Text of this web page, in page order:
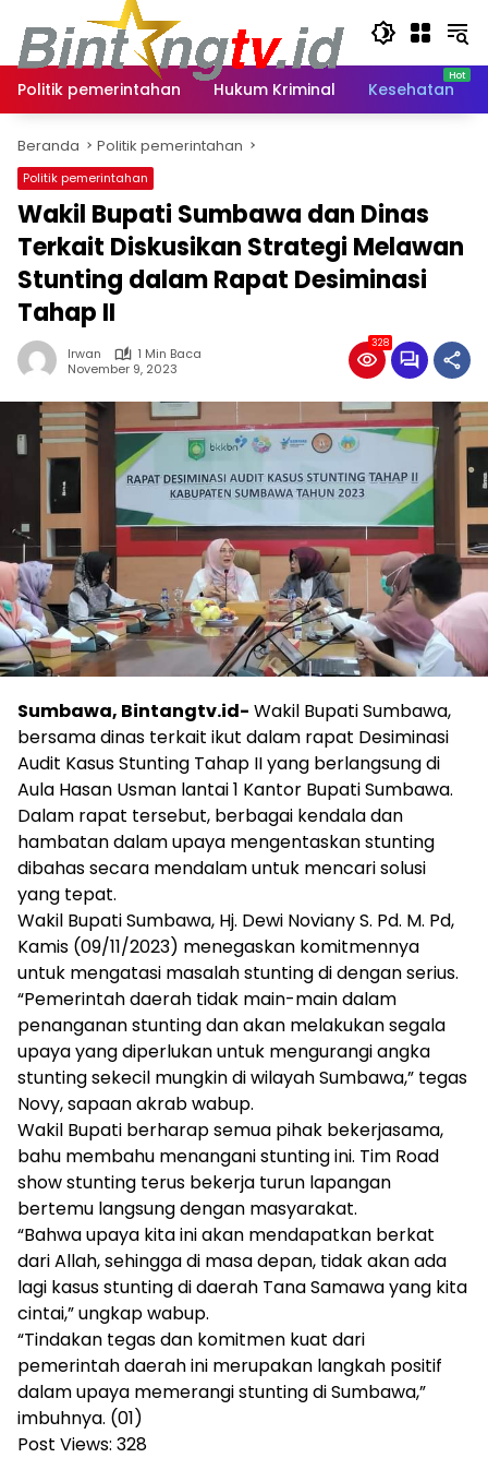
konten
Politik pemerintahan
Hukum Kriminal Kesehatan
Beranda Politik pemerintahan
Politik pemerintahan
Wakil Bupati Sumbawa dan Dinas
Terkait Diskusikan Strategi Melawan
Stunting dalam Rapat Desiminasi
Tahap II
Irwan
1 Min Baca
November 9, 2023
328
Sumbawa, Bintangtv.id- Wakil Bupati Sumbawa,
bersama dinas terkait ikut dalam rapat Desiminasi
Audit Kasus Stunting Tahap II yang berlangsung di
Aula Hasan Usman lantai 1 Kantor Bupati Sumbawa.
Dalam rapat tersebut, berbagai kendala dan
hambatan dalam upaya mengentaskan stunting
dibahas secara mendalam untuk mencari solusi
yang tepat.
Wakil Bupati Sumbawa, Hj. Dewi Noviany S. Pd. M. Pd,
Kamis (09/11/2023) menegaskan komitmennya
untuk mengatasi masalah stunting di dengan serius.
“Pemerintah daerah tidak main-main dalam
penanganan stunting dan akan melakukan segala
upaya yang diperlukan untuk mengurangi angka
stunting sekecil mungkin di wilayah Sumbawa,” tegas
Novy, sapaan akrab wabup.
Wakil Bupati berharap semua pihak bekerjasama,
bahu membahu menangani stunting ini. Tim Road
show stunting terus bekerja turun lapangan
bertemu langsung dengan masyarakat.
“Bahwa upaya kita ini akan mendapatkan berkat
dari Allah, sehingga di masa depan, tidak akan ada
lagi kasus stunting di daerah Tana Samawa yang kita
cintai,” ungkap wabup.
“Tindakan tegas dan komitmen kuat dari
pemerintah daerah ini merupakan langkah positif
dalam upaya memerangi stunting di Sumbawa,”
imbuhnya. (01)
Post Views: 328